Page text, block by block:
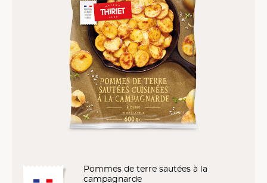
Pommes de terre sautées à la
campagnarde